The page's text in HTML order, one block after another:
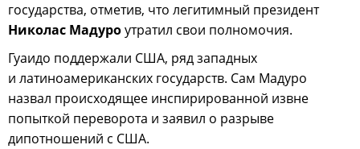
государства, отметив, что легитимный президент
Николас Мадуроутратил свои полномочия.
Гуаидо поддержали США, ряд западных
и латиноамериканских государств. Сам Мадуро
назвал происходящее инспирированной извне
попыткой переворота и заявил о разрыве
дипотношений с США.